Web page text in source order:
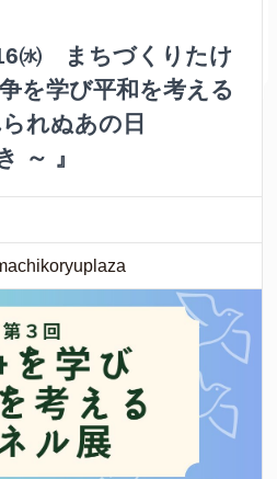
16㈬ まちづくりたけ
を学び平和を考える
れぬあの日
～ 』